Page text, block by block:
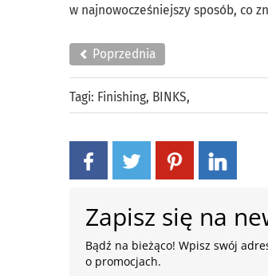
w najnowocześniejszy sposób, co
Poprzednia
Tagi: Finishing, BINKS,
Zapisz się na
Bądź na bieżąco! Wpisz swój
o promocjach.